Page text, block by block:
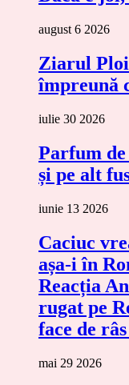
august 6 2026
Ziarul
împreună
iulie 30 2026
Parfum
și pe alt
iunie 13 2026
Caciuc
așa-i în
Reacția
rugat pe
face de
mai 29 2026